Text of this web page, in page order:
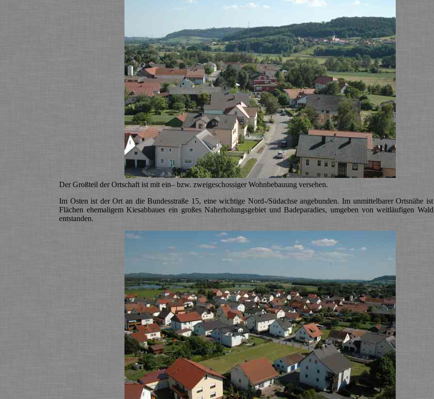
Der Großteil der Ortschaft ist mit ein– bzw. zweigeschossiger Wohnbebauung versehen.
Im Osten ist der Ort an die Bundesstraße 15, eine wichtige Nord-/Südachse angebunden. Im unmittelbarer Ortsnähe
Flächen ehemaligem Kiesabbaues ein großes Naherholungsgebiet und Badeparadies, umgeben von weitläufigen
entstanden.